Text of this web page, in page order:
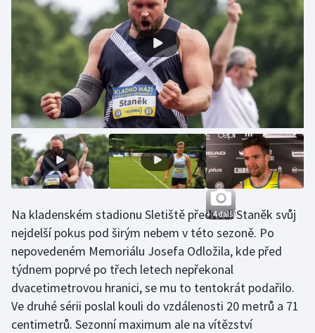
Golf
Gymnastika
Házená
Jezdectví
Judo
Krasobruslení
Lezení
Lyže a snowboard
Moderní pětiboj
Motorsport
+ 4 další
Na kladenském stadionu Sletiště předvedl Staněk svůj
nejdelší pokus pod širým nebem v této sezoně. Po
nepovedeném Memoriálu Josefa Odložila, kde před
týdnem poprvé po třech letech nepřekonal
dvacetimetrovou hranici, se mu to tentokrát podařilo.
Ve druhé sérii poslal kouli do vzdálenosti 20 metrů a 71
centimetrů. Sezonní maximum ale na vítězství